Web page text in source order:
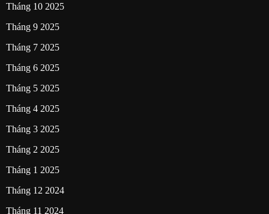
Tháng 10 2025
Tháng 9 2025
Tháng 7 2025
Tháng 6 2025
Tháng 5 2025
Tháng 4 2025
Tháng 3 2025
Tháng 2 2025
Tháng 1 2025
Tháng 12 2024
Tháng 11 2024